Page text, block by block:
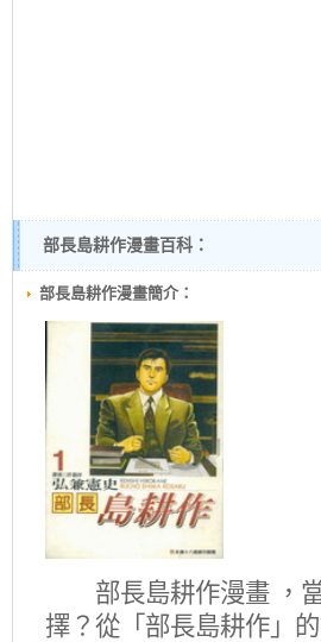
部長島耕作漫畫百科：
部長島耕作漫畫簡介：
部長島耕作漫畫 ，
擇？從「部長島耕作」